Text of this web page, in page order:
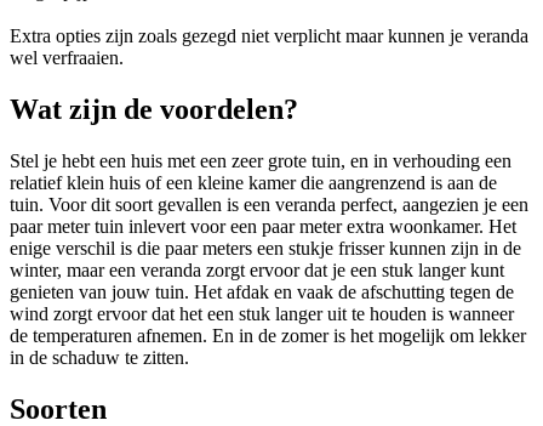
Extra opties zijn zoals gezegd niet verplicht maar kunnen je veranda
wel verfraaien.
Wat zijn de voordelen?
Stel je hebt een huis met een zeer grote tuin, en in verhouding een
relatief klein huis of een kleine kamer die aangrenzend is aan de
tuin. Voor dit soort gevallen is een veranda perfect, aangezien je een
paar meter tuin inlevert voor een paar meter extra woonkamer. Het
enige verschil is die paar meters een stukje frisser kunnen zijn in de
winter, maar een veranda zorgt ervoor dat je een stuk langer kunt
genieten van jouw tuin. Het afdak en vaak de afschutting tegen de
wind zorgt ervoor dat het een stuk langer uit te houden is wanneer
de temperaturen afnemen. En in de zomer is het mogelijk om lekker
in de schaduw te zitten.
Soorten